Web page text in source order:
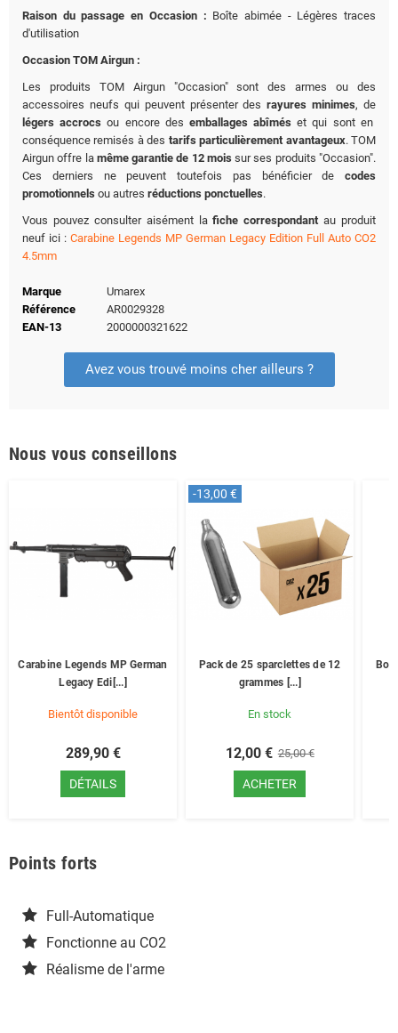
Raison du passage en Occasion : Boîte abimée - Légères traces
d'utilisation
Occasion TOM Airgun :
Les produits TOM Airgun "Occasion" sont des armes ou des
accessoires neufs qui peuvent présenter desrayures minimes, de
légers accrocs ou encore des emballages abîmés et qui sont en
conséquence remisés à des tarifs particulièrement avantageux. TOM
Airgun offre la même garantie de 12 moissur ses produits "Occasion".
Ces derniers ne peuvent toutefois pas bénéficier de codes
promotionnels ou autres réductions ponctuelles.
Vous pouvez consulter aisément lafiche correspondant au produit
neuf ici : Carabine Legends MP German Legacy Edition Full Auto CO2
4.5mm
Marque
Umarex
Référence
AR0029328
EAN-13
2000000321622
Avez vous trouvé moins cher ailleurs ?
Nous vous conseillons
Carabine Legends MP German
Legacy Edi[...]
Bientôt disponible
289,90 €
DÉTAILS
-13,00 €
Pack de 25 sparclettes de 12
grammes [...]
En stock
12,00 € 25,00 €
ACHETER
Points forts
Full-Automatique
Fonctionne au CO2
Réalisme de l'arme